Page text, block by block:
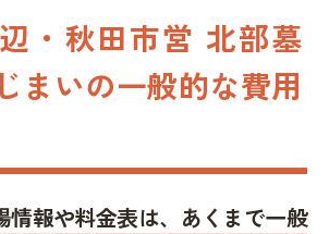
・秋田市営 北部墓
まいの一般的な費用
情報や料金表は、あくまで一般